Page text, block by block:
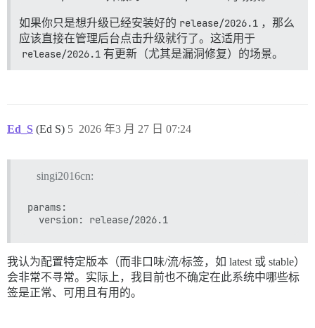
如果你只是想升级已经安装好的 release/2026.1 ，那么
应该直接在管理后台点击升级就行了。这适用于
release/2026.1 有更新（尤其是漏洞修复）的场景。
Ed_S (Ed S) 2026 年3 月 27 日 07:24
5
singi2016cn:
params:
我认为配置特定版本（而非口味/流/标签，如 latest 或 stable）
会非常不寻常。实际上，我目前也不确定在此系统中哪些标
签是正常、可用且有用的。